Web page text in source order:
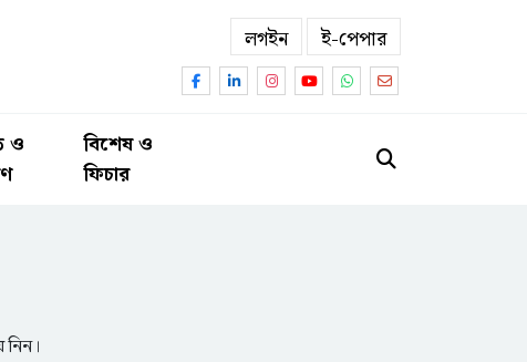
লগইন ই-পেপার
ও
বিশেষ ও
ফিচার
নিন।